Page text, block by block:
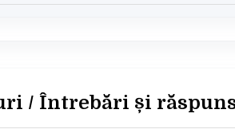
/ Întrebări și